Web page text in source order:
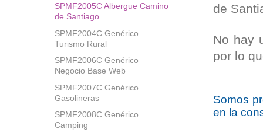
de
No hay
por lo
Somos
en la
SPMF2005C Albergue Camino
de Santiago
SPMF2004C Genérico
Turismo Rural
SPMF2006C Genérico
Negocio Base Web
SPMF2007C Genérico
Gasolineras
SPMF2008C Genérico
Camping